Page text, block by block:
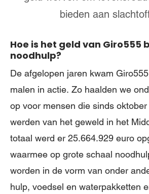
bieden aan
Hoe is het geld van Giro555
noodhulp?
De afgelopen jaren kwam
malen in actie. Zo haalden we
op voor mensen die sinds
werden van het geweld in het
totaal werd er 25.664.929 euro
waarmee op grote schaal
worden in de vorm van onder
hulp, voedsel en waterpakketten